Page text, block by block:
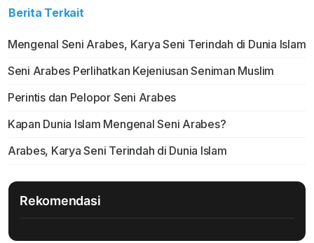
Berita Terkait
Mengenal Seni Arabes, Karya Seni Terindah di Dunia Islam
Seni Arabes Perlihatkan Kejeniusan Seniman Muslim
Perintis dan Pelopor Seni Arabes
Kapan Dunia Islam Mengenal Seni Arabes?
Arabes, Karya Seni Terindah di Dunia Islam
Rekomendasi